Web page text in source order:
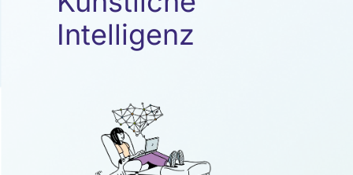
Intelligenz
Intelligenz